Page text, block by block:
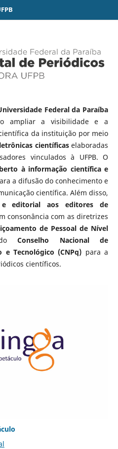
Federal da Paraíba
ampliar a visibilidade e a
da instituição por meio
científicaselaboradas
vinculados à UFPB. O
à informação científica e
a difusão do conhecimento e
científica. Além disso,
editorial aos editores de
consonância com as diretrizes
de Pessoal de Nível
Conselho Nacional de
e Tecnológico (CNPq) para a
científicos.